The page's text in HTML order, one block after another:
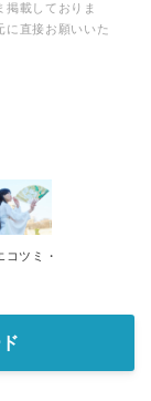
載しておりま
に直接お願いいた
コツミ・